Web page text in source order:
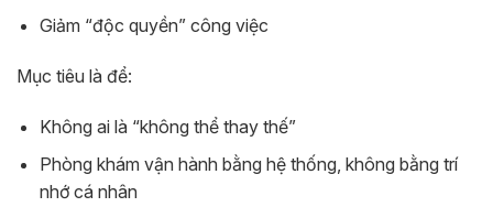
Giảm “độc quyền” công việc
Mục tiêu là để:
Không ai là “không thể thay thế”
Phòng khám vận hành bằng hệ thống, không bằng trí
nhớ cá nhân